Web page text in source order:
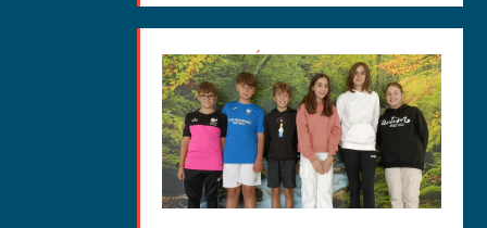
MEDIACIÓN CURSO 2025-
26